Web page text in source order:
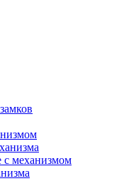
механизмом